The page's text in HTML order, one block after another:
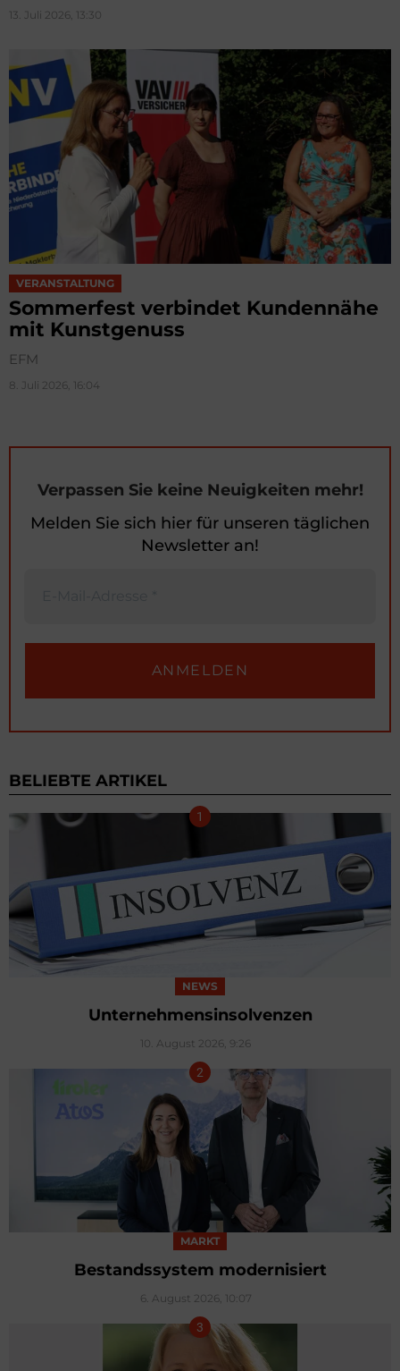
13. Juli 2026, 13:30
VERANSTALTUNG
Sommerfest verbindet Kundennähe
mit Kunstgenuss
EFM
8. Juli 2026, 16:04
Verpassen Sie keine Neuigkeiten mehr!
Melden Sie sich hier für unseren täglichen
Newsletter an!
BELIEBTE ARTIKEL
NEWS
Unternehmensinsolvenzen
10. August 2026, 9:26
MARKT
Bestandssystem modernisiert
6. August 2026, 10:07